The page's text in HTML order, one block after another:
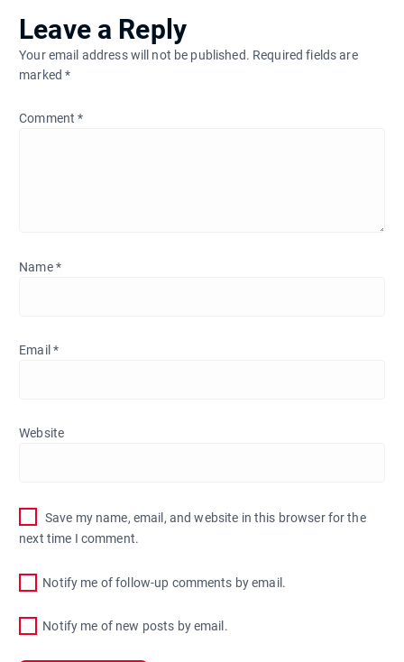
Leave a Reply
Your email address will not be published. Required fields are
marked*
Comment*
Name*
Email *
Website
Save my name, email, and website in this browser for the
next time I comment.
Notify me of follow-up comments by email.
Notify me of new posts by email.